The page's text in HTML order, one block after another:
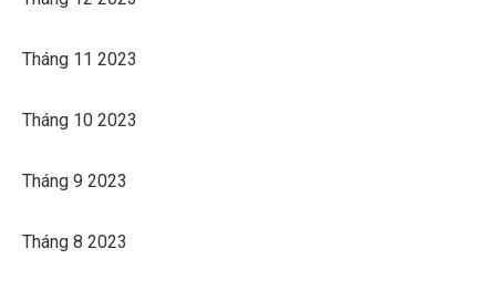
Tháng 11 2023
Tháng 10 2023
Tháng 9 2023
Tháng 8 2023